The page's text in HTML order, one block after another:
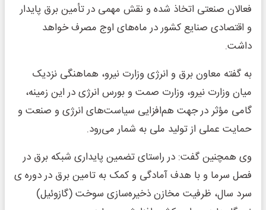
فعالان صنعتی اتخاذ شده و نقش مهمی در تأمین برق پایدار
و اقتصادی صنایع کشور در ماه‌های اوج مصرف خواهد
داشت.
به گفته معاون برق و انرژی وزارت نیرو، هماهنگی نزدیک
میان وزارت نیرو، وزارت صمت و بورس انرژی در این زمینه،
گامی مؤثر در جهت هم‌افزایی سیاست‌های انرژی و صنعت و
حمایت عملی از تولید ملی به شمار می‌رود.
وی همچنین گفت: در راستای تضمین پایداری شبکه برق در
فصل سرما و با هدف آمادگی و کمک به تامین برق در دوره ی
سرد سال، ظرفیت مخازن ذخیره‌سازی سوخت (گازوئیل)